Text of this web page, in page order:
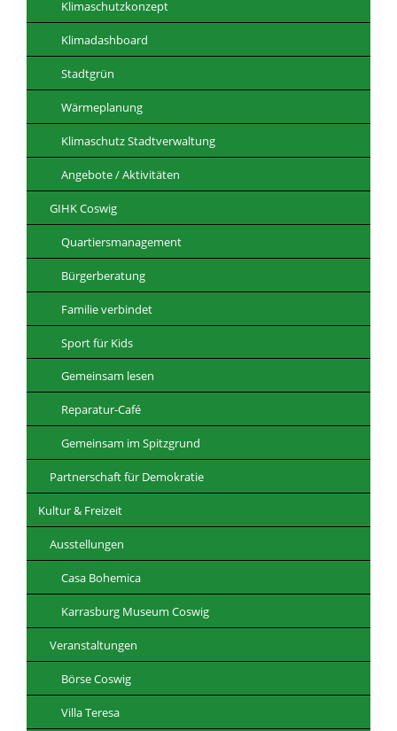
Klimaschutzkonzept
Klimadashboard
Stadtgrün
Wärmeplanung
Klimaschutz Stadtverwaltung
Angebote / Aktivitäten
GIHK Coswig
Quartiersmanagement
Bürgerberatung
Familie verbindet
Sport für Kids
Gemeinsam lesen
Reparatur-Café
Gemeinsam im Spitzgrund
Partnerschaft für Demokratie
Kultur & Freizeit
Ausstellungen
Casa Bohemica
Karrasburg Museum Coswig
Veranstaltungen
Börse Coswig
Villa Teresa